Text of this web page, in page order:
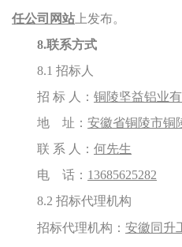
任公司网站 上发布。
8.联系方式
8.1 招标人
招 标 人： 铜陵坚益铝业
地
址： 安徽省铜陵市铜
联 系 人： 何先生
电
话： 13685625282
8.2 招标代理机构
招标代理机构： 安徽同升